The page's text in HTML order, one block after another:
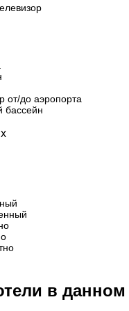
от/до аэропорта
бассейн
в данном